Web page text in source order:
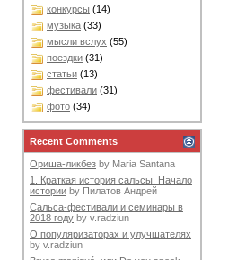
конкурсы (14)
музыка (33)
мысли вслух (55)
поездки (31)
статьи (13)
фестивали (31)
фото (34)
Recent Comments
Ориша-ликбез by Maria Santana
1. Краткая история сальсы. Начало
истории by Пилатов Андрей
Сальса-фестивали и семинары в
2018 году by v.radziun
О популяризаторах и улучшателях
by v.radziun